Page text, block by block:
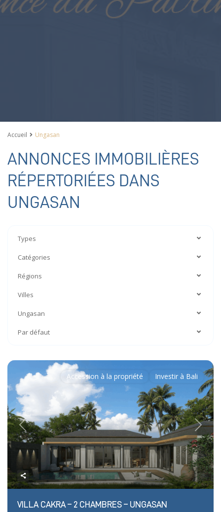
Accueil Ungasan
ANNONCES IMMOBILIÈRES
RÉPERTORIÉES DANS
UNGASAN
Types
Catégories
Régions
Villes
Ungasan
Par défaut
Previous Next
Accession à la propriété Investir à Bali
VILLA CAKRA – 2 CHAMBRES – UNGASAN